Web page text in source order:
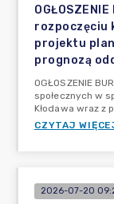
rozpoczęciu
projektu
prognozą
OGŁOSZENIE
społecznych w
Kłodawa wraz z
CZYTAJ
2026-07-20